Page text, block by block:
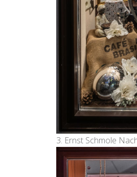
3. Ernst Schmole